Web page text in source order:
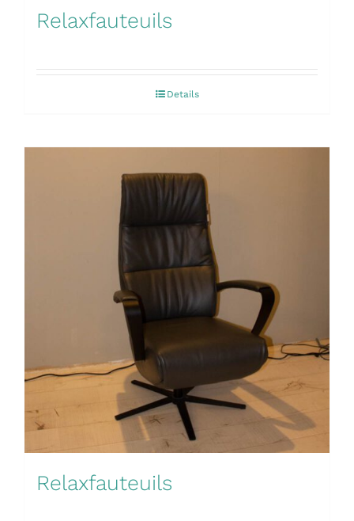
Relaxfauteuils
Details
Relaxfauteuils